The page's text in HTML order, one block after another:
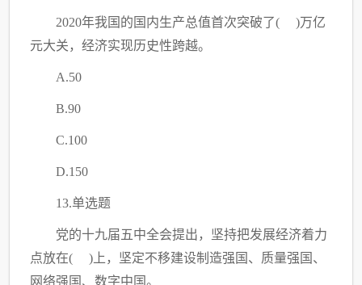
2020年我国的国内生产总值首次突破了( )万亿
元大关，经济实现历史性跨越。
A.50
B.90
C.100
D.150
13.单选题
党的十九届五中全会提出，坚持把发展经济着力
点放在( )上，坚定不移建设制造强国、质量强国、
网络强国、数字中国。